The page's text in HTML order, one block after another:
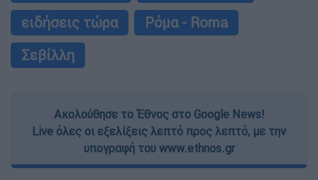
ειδήσεις τώρα
Ρόμα - Roma
Σεβίλλη
Ακολούθησε το Έθνος στο Google News!
Live όλες οι εξελίξεις λεπτό προς λεπτό, με την
υπογραφή του www.ethnos.gr